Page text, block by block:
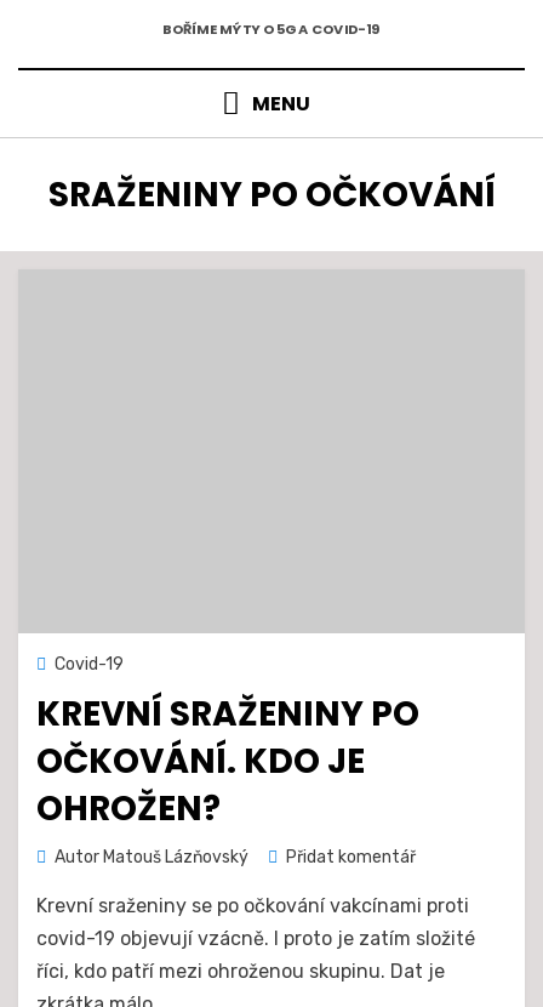
obsahu
BOŘÍME MÝTY O 5G A COVID-19
MENU
ŠTÍTEK
:
SRAŽENINY PO OČKOVÁNÍ
Zveřejněno
22. 4. 2021
Covid-19
KREVNÍ SRAŽENINY PO
OČKOVÁNÍ. KDO JE
OHROŽEN?
Autor Matouš Lázňovský Přidat komentářna
sraženiny
po
očkování.
Krevní sraženiny se po očkování vakcínami proti
covid-19 objevují vzácně. I proto je zatím složité
říci, kdo patří mezi ohroženou skupinu. Dat je